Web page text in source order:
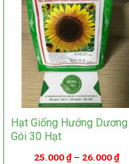
chọn
trên
trang
sản
phẩm
Hạt Giống Hướng Dương
Gói 30 Hạt
25.000₫– 26.000₫